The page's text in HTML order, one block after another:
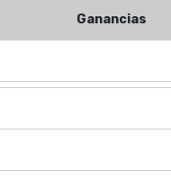
Ganancias